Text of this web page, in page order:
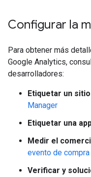
Configurar la
Para obtener más
Google Analytics,
desarrolladores:
Etiquetar un
Manager
Etiquetar una
Medir el
evento de compra
Verificar y